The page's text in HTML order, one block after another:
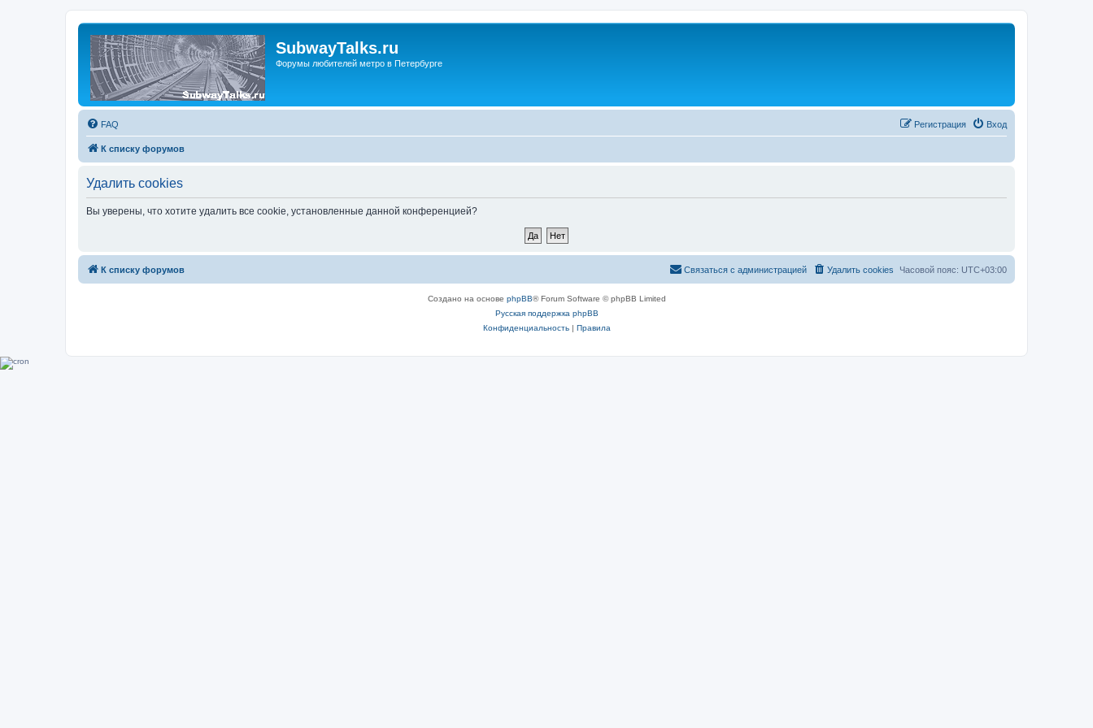
SubwayTalks.ru
Форумы любителей метро в Петербурге
FAQ Вход
Регистрация
К списку форумов
Удалить cookies
Вы уверены, что хотите удалить все cookie, установленные данной конференцией?
К списку форумов Часовой пояс: UTC+03:00
Удалить cookies
Связаться с администрацией
Создано на основе phpBB® Forum Software © phpBB Limited
Русская поддержка phpBB
Конфиденциальность| Правила